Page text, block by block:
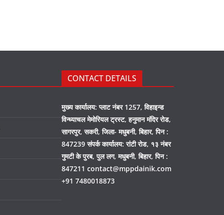
CONTACT DETAILS
मुख्य कार्यालय: प्लाट नंबर 1257, विहाइन्ड
विन्ध्याचल मेमोरियल ट्रस्ट, हनुमान मंदिर रोड,
सागरपुर, सकरी, जिला- मधुबनी, बिहार, पिन :
847239 संपर्क कार्यालय: रांटी रोड, १३ नंबर
गुमटी के पुरब, पुल लग, मधुबनी, बिहार, पिन :
847211 contact@mppdainik.com
+91 7480018873